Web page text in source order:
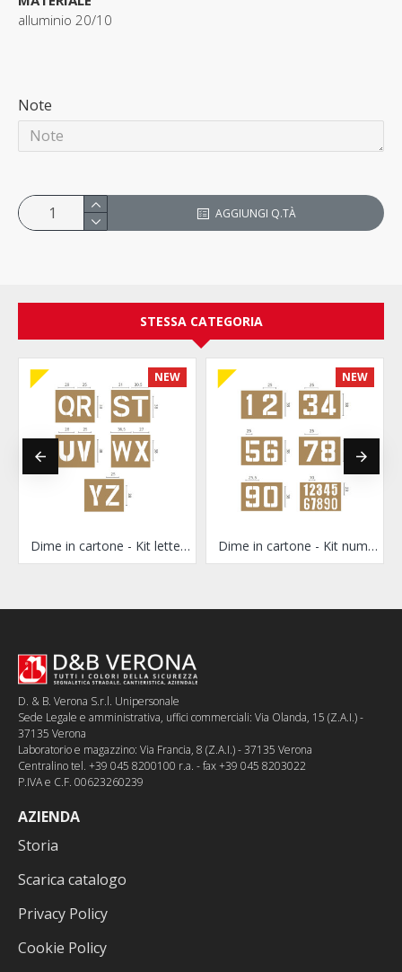
alluminio 20/10
Note
AGGIUNGI Q.TÀ
STESSA CATEGORIA
NEW
Dime in cartone - Kit lettere Q-Z
NEW
Dime in cartone - Kit numeri
D. & B. Verona S.r.l. Unipersonale
Sede Legale e amministrativa, uffici commerciali: Via Olanda, 15 (Z.A.I.) -
37135 Verona
Laboratorio e magazzino: Via Francia, 8 (Z.A.I.) - 37135 Verona
Centralino tel. +39 045 8200100 r.a. - fax +39 045 8203022
P.IVA e C.F. 00623260239
AZIENDA
Storia
Scarica catalogo
Privacy Policy
Cookie Policy